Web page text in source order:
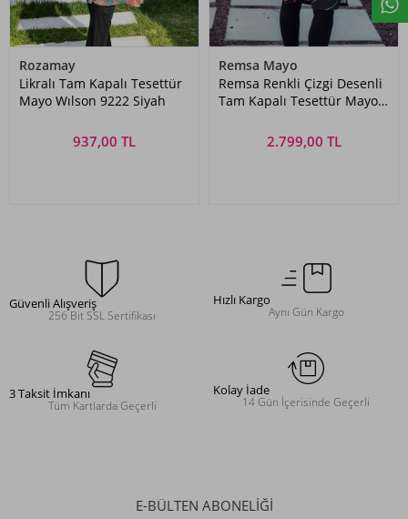
Rozamay
Likralı Tam Kapalı Tesettür
Mayo Wılson 9222 Siyah
937,00 TL
Remsa Mayo
Remsa Renkli Çizgi Desenli
Tam Kapalı Tesettür Mayo
2.799,00 TL
Güvenli Alışveriş
256 Bit SSL Sertifikası
Hızlı Kargo
Aynı Gün Kargo
3 Taksit İmkanı
Tüm Kartlarda Geçerli
Kolay İade
14 Gün İçerisinde Geçerli
E-BÜLTEN ABONELİĞİ